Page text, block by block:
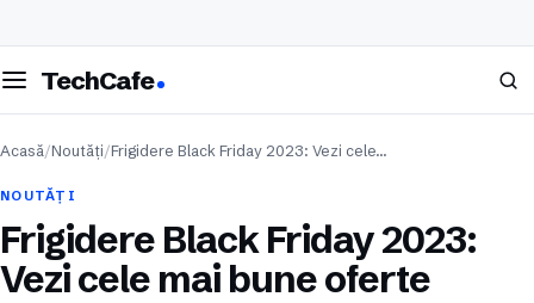
meniul
TechCafe Caută
Acasă/Noutăți/Frigidere Black Friday 2023: Vezi cele…
NOUTĂȚI
Frigidere Black Friday 2023:
Vezi cele mai bune oferte